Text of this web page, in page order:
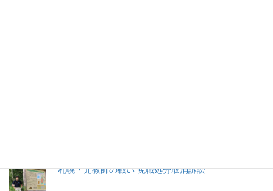
札幌・元教師の戦い 免職処分取消訴訟